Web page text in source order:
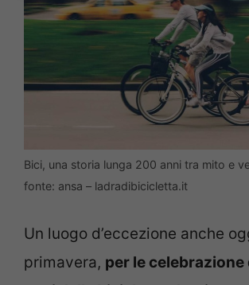
Bici, una storia lunga 200 anni tra mito e
fonte: ansa – ladradibicicletta.it
Un luogo d’eccezione anche
primavera, per le celebrazione